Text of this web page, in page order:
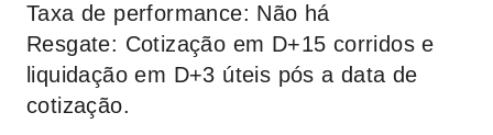
Taxa de performance: Não há
Resgate: Cotização em D+15 corridos e
liquidação em D+3 úteis pós a data de
cotização.